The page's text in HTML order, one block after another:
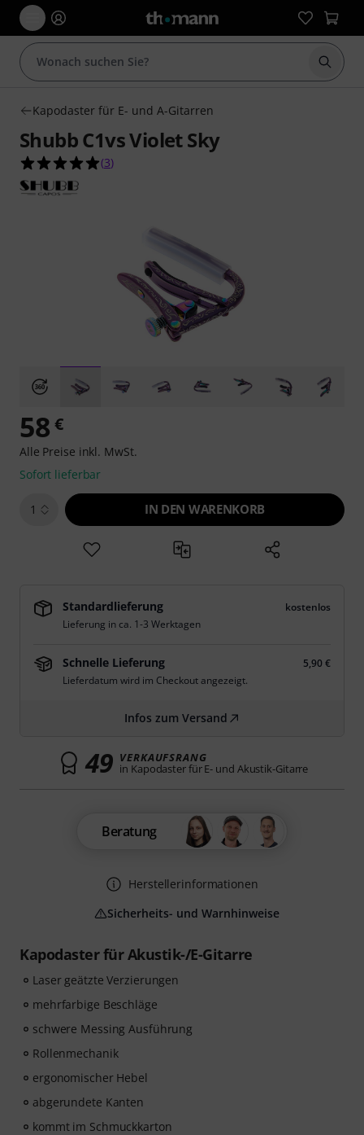
Suche
Kapodaster für E- und A-Gitarren
Shubb C1vs Violet Sky
5.0 von 5 Sternen aus 3 Kundenbewertungen
(3)
Kapodaster für Akustik-/E-Gitarre
Laser geätzte Verzierungen
mehrfarbige Beschläge
schwere Messing Ausführung
Rollenmechanik
ergonomischer Hebel
abgerundete Kanten
kommt im Schmuckkarton
58 €
Alle Preise inkl. MwSt.
Sofort lieferbar
1 IN DEN WARENKORB
Standardlieferung
kostenlos
Lieferung in ca. 1-3 Werktagen
Schnelle Lieferung
5,90 €
Lieferdatum wird im Checkout angezeigt.
Infos zum Versand
49 VERKAUFSRANG
in Kapodaster für E- und Akustik-Gitarre
Beratung
Herstellerinformationen
Sicherheits- und Warnhinweise